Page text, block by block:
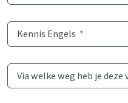
Kennis Engels *
Via welke weg heb je deze